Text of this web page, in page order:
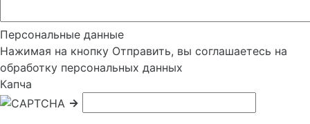
Персональные данные
Нажимая на кнопку Отправить, вы соглашаетесь на
обработку персональных данных
Капча
→